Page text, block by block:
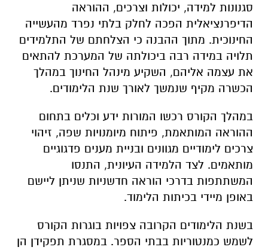
סגנונות למידה, יכולות וצרכים, ההוראה
הדיפרנציאלית הפכה לחלק בלתי נפרד מהעשייה
החינוכית. מתוך ההבנה כי הצלחתם של התלמידים
תלויה במידה רבה ביכולתה של המערכת להתאים
את עצמה אליהם, השקיע מינהל החינוך במהלך
הכשרה מקיף שנמשך לאורך שנת הלימודים.
במהלך הקורס רכשו המורות ידע וכלים בתחום
ההוראה המותאמת, פיתוח מיומנויות שפה, זיהוי
צרכים לימודיים מגוונים ובניית מענים פדגוגיים
מותאמים. לצד הלמידה העיונית, התנסו
המשתתפות בדרכי הוראה חדשניות שניתן ליישם
באופן מיידי בכיתות הלימוד.
בשנת הלימודים הקרובה צפויות בוגרות הקורס
לשמש כמנטוריות בבתי הספר. במסגרת תפקידן הן